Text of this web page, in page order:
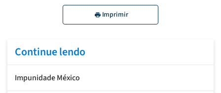
Imprimir
Continue lendo
Impunidade México